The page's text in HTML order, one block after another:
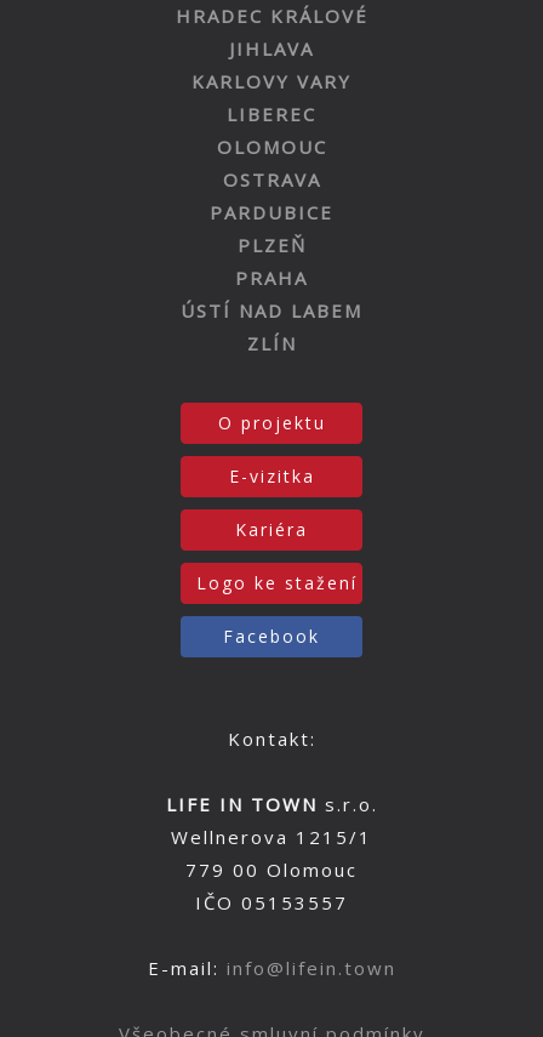
HRADEC KRÁLOVÉ
JIHLAVA
KARLOVY VARY
LIBEREC
OLOMOUC
OSTRAVA
PARDUBICE
PLZEŇ
PRAHA
ÚSTÍ NAD LABEM
ZLÍN
O projektu
E-vizitka
Kariéra
Logo ke stažení
Facebook
Kontakt:
LIFE IN TOWN s.r.o.
Wellnerova 1215/1
779 00 Olomouc
IČO 05153557
E-mail: info@lifein.town